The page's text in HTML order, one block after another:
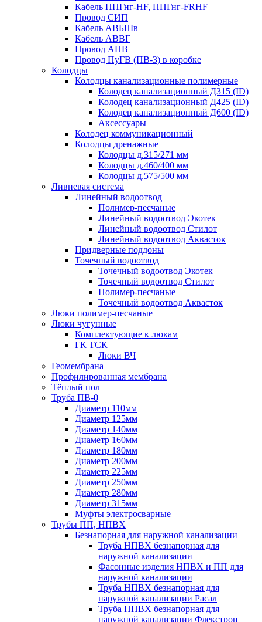
Кабель ППГнг-HF, ППГнг-FRHF
Провод СИП
Кабель АВБШв
Кабель АВВГ
Провод АПВ
Провод ПуГВ (ПВ-3) в коробке
Колодцы
Колодцы канализационные полимерные
Колодец канализационный Д315 (ID)
Колодец канализационный Д425 (ID)
Колодец канализационный Д600 (ID)
Аксессуары
Колодец коммуникационный
Колодцы дренажные
Колодцы д.315/271 мм
Колодцы д.460/400 мм
Колодцы д.575/500 мм
Ливневая система
Линейный водоотвод
Полимер-песчаные
Линейный водоотвод Экотек
Линейный водоотвод Стилот
Линейный водоотвод Аквасток
Придверные поддоны
Точечный водоотвод
Точечный водоотвод Экотек
Точечный водоотвод Стилот
Полимер-песчаные
Точечный водоотвод Аквасток
Люки полимер-песчаные
Люки чугунные
Комплектующие к люкам
ГК ТСК
Люки ВЧ
Геомембрана
Профилированная мембрана
Тёплый пол
Труба ПВ-0
Диаметр 110мм
Диаметр 125мм
Диаметр 140мм
Диаметр 160мм
Диаметр 180мм
Диаметр 200мм
Диаметр 225мм
Диаметр 250мм
Диаметр 280мм
Диаметр 315мм
Муфты электросварные
Трубы ПП, НПВХ
Безнапорная для наружной канализации
Труба НПВХ безнапорная для
наружной канализации
Фасонные изделия НПВХ и ПП для
наружной канализации
Труба НПВХ безнапорная для
наружной канализации Расал
Труба НПВХ безнапорная для
наружной канализации Флекстрон